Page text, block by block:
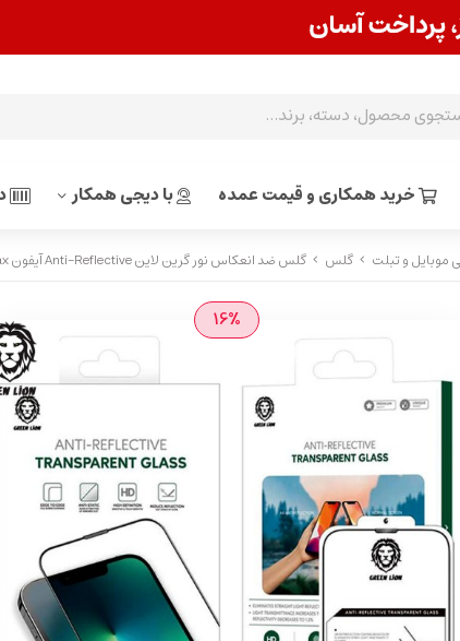
خرید همکاری و قیمت عمده با دیجی همکار
موبایل و تبلت گلس گلس ضد انعکاس نور گرین لاین Anti-Reflective آیفون iPhone 13 Pro Max
16%